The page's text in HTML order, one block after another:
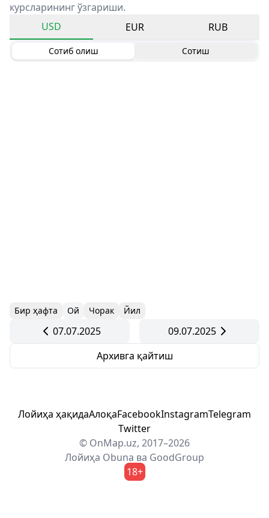
курсларининг ўзгариши.
USD
EUR RUB
Сотиб олиш Сотиш
Бир ҳафта Ой Чорак Йил
07.07.2025
09.07.2025
Архивга қайтиш
Лойиҳа ҳақидаАлоқаFacebookInstagramTelegram
Twitter
© OnMap.uz, 2017–2026
Лойиҳа Obuna ва GoodGroup
18+